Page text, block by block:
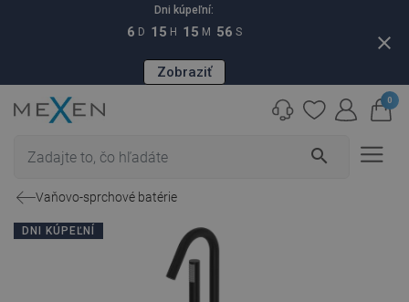
Dni kúpeľní:
6 D 15 H 15 M 55 S
Zobraziť
close
search
0
Vaňovo-sprchové batérie
DNI KÚPEĽNÍ